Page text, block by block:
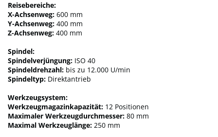
Reisebereiche:
X-Achsenweg: 600 mm
Y-Achsenweg: 400 mm
Z-Achsenweg: 400 mm
Spindel:
Spindelverjüngung: ISO 40
Spindeldrehzahl: bis zu 12.000 U/min
Spindeltyp: Direktantrieb
Werkzeugsystem:
Werkzeugmagazinkapazität: 12 Positionen
Maximaler Werkzeugdurchmesser: 80 mm
Maximal Werkzeuglänge: 250 mm